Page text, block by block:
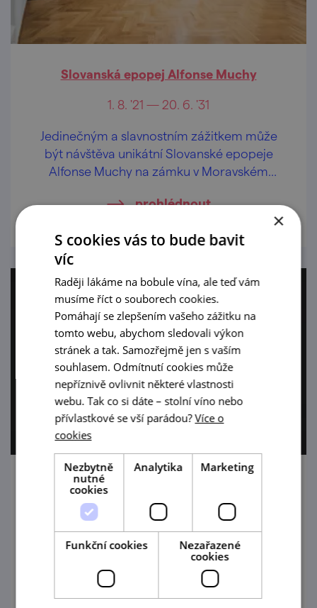
Slovanská epopej Alfonse Muchy
1. 8. '21 — 20. 6. '31
Jedinečným a slavnostním zážitkem může
být návštěva unikátní Slovanské epopeje
Alfonse Muchy na zámku v Moravském
prohlédnout
Spectrum Quartett a Simona Hulejová v
Moravském Krumlově
23. 8. '26
Předposlední srpnovou neděli vystoupí na
arkádovém nádvoří zámku v Moravském
Krumlově slovenské Spectrum Quartett
×
S cookies vás to bude bavit
víc
Raději lákáme na bobule vína, ale teď vám
musíme říct o souborech cookies.
Pomáhají se zlepšením vašeho zážitku na
tomto webu, abychom sledovali výkon
stránek a tak. Samozřejmě jen s vaším
souhlasem. Odmítnutí cookies může
nepříznivě ovlivnit některé vlastnosti
webu. Tak co si dáte – stolní víno nebo
přívlastkové se vší parádou?Více o
cookies
Nezbytně
nutné
cookies
Analytika Marketing
Funkční cookies
Nezařazené
cookies